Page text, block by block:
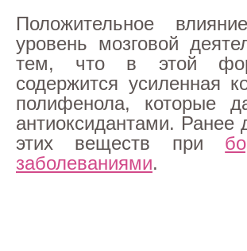
Положительное
уровень мозговой
тем, что в этой
содержится усиленная
полифенола, которые
антиоксидантами.
этих веществ при
заболеваниями.